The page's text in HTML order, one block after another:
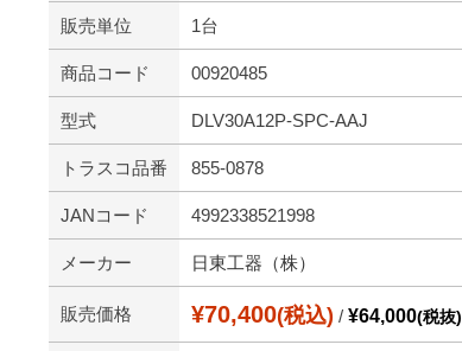
販売単位 1台
商品コード 00920485
型式 DLV30A12P-SPC-AAJ
トラスコ品番 855-0878
JANコード 4992338521998
メーカー 日東工器（株）
販売価格 ¥70,400(税込) / ¥64,000(税抜)